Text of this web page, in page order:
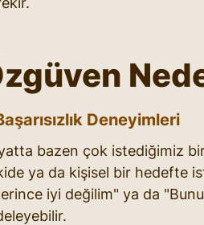
Deneyimleri
bazen çok istediğimiz
ya da kişisel bir hedefte
iyi değilim" ya da